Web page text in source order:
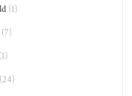
(1)
(1)
(24)